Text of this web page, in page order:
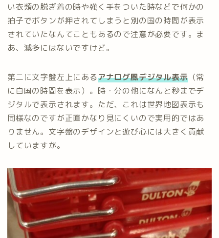
い衣類の脱ぎ着の時や強く手をついた時などで何かの
拍子でボタンが押されてしまうと別の国の時間が表示
されていたなんてこともあるので注意が必要です。ま
あ、滅多にはないですけど。
第二に文字盤左上にあるアナログ風デジタル表示（常
に自国の時間を表示）。時・分の他になんと秒までデ
ジタルで表示されます。ただ、これは世界地図表示も
同様なのですが正直かなり見にくいので実用的ではあ
りません。文字盤のデザインと遊び心には大きく貢献
していますが。